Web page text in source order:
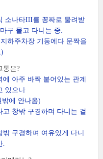
소나타III를 꽁짜로 물려받
구 몰고 다니는 중.
하주차장 기둥에다 문짝을
통은?
아주 바짝 붙어있는 관계
있으나
밖에 안나옴)
창밖 구경하며 다니는 걸
구경하며 여유있게 다니
.